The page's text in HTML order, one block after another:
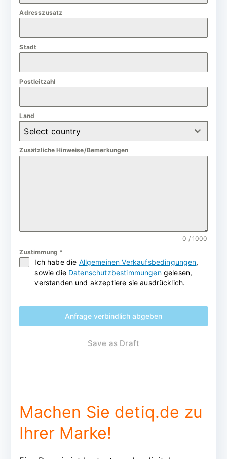
m
a
y
Adresszusatz
Stadt
Postleitzahl
Land
Select country
Zusätzliche Hinweise/Bemerkungen
0 / 1000
Zustimmung *
Ich habe die Allgemeinen Verkaufsbedingungen,
sowie die Datenschutzbestimmungengelesen,
verstanden und akzeptiere sie ausdrücklich.
Anfrage verbindlich abgeben
Save as Draft
Machen Sie detiq.de zu
Ihrer Marke!